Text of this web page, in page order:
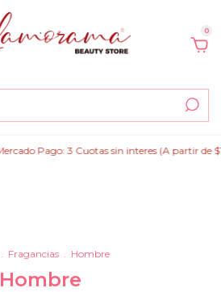
0
Pago: 3 Cuotas sin interes (A partir de
. Fragancias . Hombre
Hombre